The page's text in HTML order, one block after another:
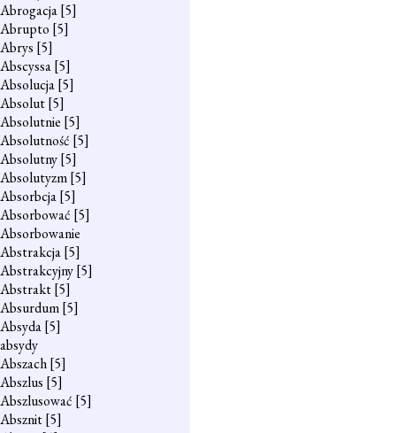
Abrogacja[5]
Abrupto [5]
Abrys [5]
Abscyssa[5]
Absolucja[5]
Absolut[5]
Absolutnie [5]
Absolutność [5]
Absolutny[5]
Absolutyzm[5]
Absorbcja[5]
Absorbować [5]
Absorbowanie
Abstrakcja[5]
Abstrakcyjny[5]
Abstrakt[5]
Absurdum[5]
Absyda[5]
absydy
Abszach[5]
Abszlus [5]
Abszlusować [5]
Absznit[5]